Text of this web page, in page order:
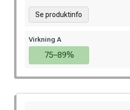
Se produktinfo
Virkning A
75–89%